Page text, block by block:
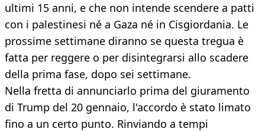
ultimi 15 anni, e che non intende scendere a patti
con i palestinesi né a Gaza né in Cisgiordania. Le
prossime settimane diranno se questa tregua è
fatta per reggere o per disintegrarsi allo scadere
della prima fase, dopo sei settimane.
Nella fretta di annunciarlo prima del giuramento
di Trump del 20 gennaio, l'accordo è stato limato
fino a un certo punto. Rinviando a tempi